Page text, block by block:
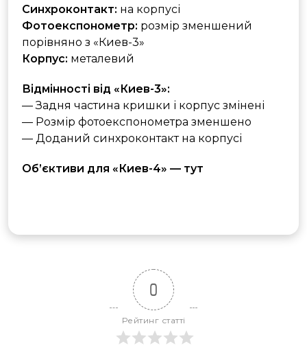
Синхроконтакт: на корпусі
Фотоекспонометр: розмір зменшений
порівняно з «Киев-3»
Корпус: металевий
Відмінності від «Киев-3»:
— Задня частина кришки і корпус змінені
— Розмір фотоекспонометра зменшено
— Доданий синхроконтакт на корпусі
Об’єктиви для «Киев-4» — тут
0
Рейтинг статті